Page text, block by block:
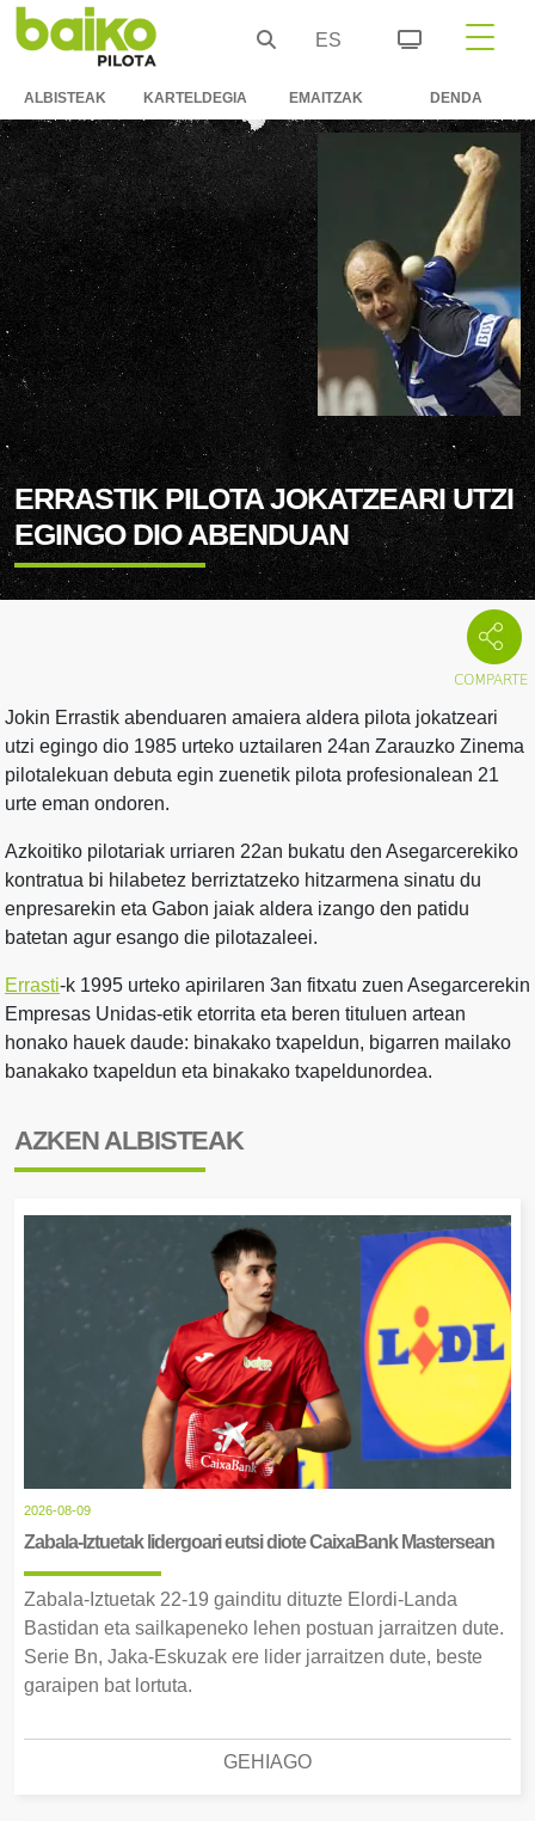
ES
ALBISTEAK KARTELDEGIA EMAITZAK DENDA
ERRASTIK PILOTA JOKATZEARI UTZI
EGINGO DIO ABENDUAN
Jokin Errastik abenduaren amaiera aldera pilota jokatzeari
utzi egingo dio 1985 urteko uztailaren 24an Zarauzko Zinema
pilotalekuan debuta egin zuenetik pilota profesionalean 21
urte eman ondoren.
Azkoitiko pilotariak urriaren 22an bukatu den Asegarcerekiko
kontratua bi hilabetez berriztatzeko hitzarmena sinatu du
enpresarekin eta Gabon jaiak aldera izango den patidu
batetan agur esango die pilotazaleei.
Errasti-k 1995 urteko apirilaren 3an fitxatu zuen Asegarcerekin
Empresas Unidas-etik etorrita eta beren tituluen artean
honako hauek daude: binakako txapeldun, bigarren mailako
banakako txapeldun eta binakako txapeldunordea.
AZKEN ALBISTEAK
2026-08-09
Zabala-Iztuetak lidergoari eutsi diote CaixaBank Mastersean
Zabala-Iztuetak 22-19 gainditu dituzte Elordi-Landa
Bastidan eta sailkapeneko lehen postuan jarraitzen dute.
Serie Bn, Jaka-Eskuzak ere lider jarraitzen dute, beste
garaipen bat lortuta.
GEHIAGO